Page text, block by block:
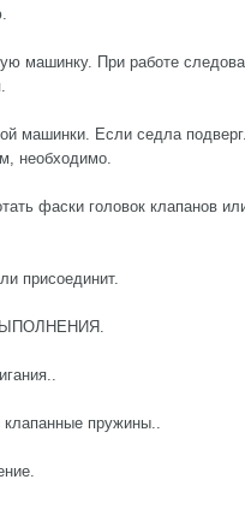
машинку. При работе
машинки. Если седла
необходимо.
фаски головок клапанов
присоединит.
пружины..